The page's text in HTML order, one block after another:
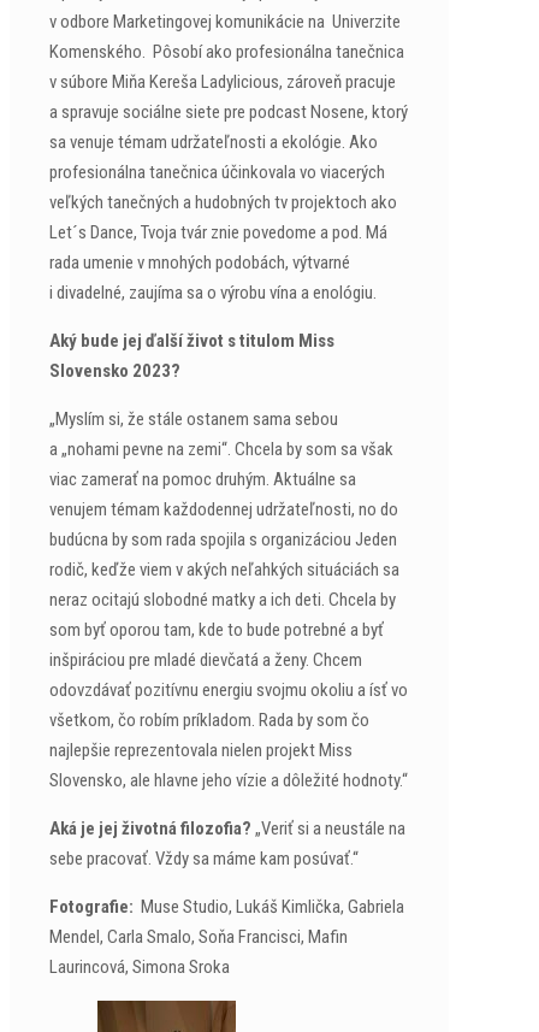
v odbore Marketingovej komunikácie na Univerzite
Komenského. Pôsobí ako profesionálna tanečnica
v súbore Miňa Kereša Ladylicious, zároveň pracuje
a spravuje sociálne siete pre podcast Nosene, ktorý
sa venuje témam udržateľnosti a ekológie. Ako
profesionálna tanečnica účinkovala vo viacerých
veľkých tanečných a hudobných tv projektoch ako
Let´s Dance, Tvoja tvár znie povedome a pod. Má
rada umenie v mnohých podobách, výtvarné
i divadelné, zaujíma sa o výrobu vína a enológiu.
Aký bude jej ďalší život s titulom Miss
Slovensko 2023?
„Myslím si, že stále ostanem sama sebou
a „nohami pevne na zemi“. Chcela by som sa však
viac zamerať na pomoc druhým. Aktuálne sa
venujem témam každodennej udržateľnosti, no do
budúcna by som rada spojila s organizáciou Jeden
rodič, keďže viem v akých neľahkých situáciách sa
neraz ocitajú slobodné matky a ich deti. Chcela by
som byť oporou tam, kde to bude potrebné a byť
inšpiráciou pre mladé dievčatá a ženy. Chcem
odovzdávať pozitívnu energiu svojmu okoliu a ísť vo
všetkom, čo robím príkladom. Rada by som čo
najlepšie reprezentovala nielen projekt Miss
Slovensko, ale hlavne jeho vízie a dôležité hodnoty.“
Aká je jej životná filozofia? „Veriť si a neustále na
sebe pracovať. Vždy sa máme kam posúvať.“
Fotografie: Muse Studio, Lukáš Kimlička, Gabriela
Mendel, Carla Smalo, Soňa Francisci, Mafin
Laurincová, Simona Sroka